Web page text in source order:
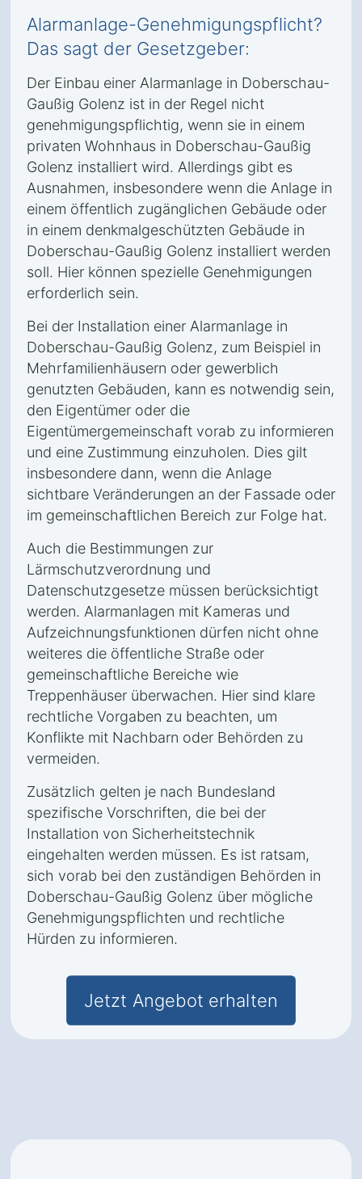
Alarmanlage-Genehmigungspflicht?
Das sagt der Gesetzgeber:
Der Einbau einer Alarmanlage in Doberschau-
Gaußig Golenz ist in der Regel nicht
genehmigungspflichtig, wenn sie in einem
privaten Wohnhaus in Doberschau-Gaußig
Golenz installiert wird. Allerdings gibt es
Ausnahmen, insbesondere wenn die Anlage in
einem öffentlich zugänglichen Gebäude oder
in einem denkmalgeschützten Gebäude in
Doberschau-Gaußig Golenz installiert werden
soll. Hier können spezielle Genehmigungen
erforderlich sein.
Bei der Installation einer Alarmanlage in
Doberschau-Gaußig Golenz, zum Beispiel in
Mehrfamilienhäusern oder gewerblich
genutzten Gebäuden, kann es notwendig sein,
den Eigentümer oder die
Eigentümergemeinschaft vorab zu informieren
und eine Zustimmung einzuholen. Dies gilt
insbesondere dann, wenn die Anlage
sichtbare Veränderungen an der Fassade oder
im gemeinschaftlichen Bereich zur Folge hat.
Auch die Bestimmungen zur
Lärmschutzverordnung und
Datenschutzgesetze müssen berücksichtigt
werden. Alarmanlagen mit Kameras und
Aufzeichnungsfunktionen dürfen nicht ohne
weiteres die öffentliche Straße oder
gemeinschaftliche Bereiche wie
Treppenhäuser überwachen. Hier sind klare
rechtliche Vorgaben zu beachten, um
Konflikte mit Nachbarn oder Behörden zu
vermeiden.
Zusätzlich gelten je nach Bundesland
spezifische Vorschriften, die bei der
Installation von Sicherheitstechnik
eingehalten werden müssen. Es ist ratsam,
sich vorab bei den zuständigen Behörden in
Doberschau-Gaußig Golenz über mögliche
Genehmigungspflichten und rechtliche
Hürden zu informieren.
Jetzt Angebot erhalten